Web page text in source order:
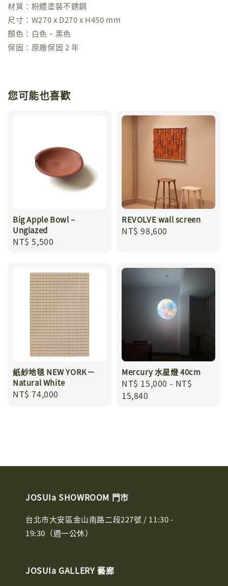
材質：粉體塗裝不銹鋼
尺寸：W270 x D270 x H450 mm
顏色：白色、黑色
保固：原廠保固 2 年
您可能也喜歡
Big Apple Bowl –
Unglazed
Regular
NT$ 5,500
REVOLVE wall screen
Regular
NT$ 98,600
紙紗地毯 NEW YORK－
Natural White
Regular
NT$ 74,000
Mercury 水星燈 40cm
Regular
price
NT$ 15,000 - NT$
15,840
JOSUIa SHOWROOM 門市
台北市大安區金山南路二段227號 / 11:30 -
19:30（週一公休）
JOSUIa GALLERY 藝廊